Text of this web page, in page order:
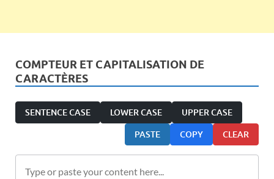
COMPTEUR ET CAPITALISATION DE
CARACTÈRES
SENTENCE CASE LOWER CASE UPPER CASE
PASTE COPY CLEAR